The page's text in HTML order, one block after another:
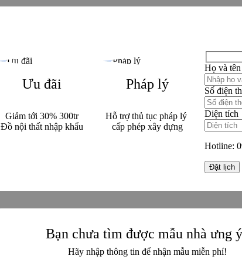
Ưu đãi
Giảm tới 30% 300tr
Đồ nội thất nhập khẩu
Pháp lý
Hỗ trợ thủ tục pháp lý
cấp phép xây dựng
Họ và tên
Số điện
Diện tích
Hotline:
Bạn chưa tìm được mẫu nhà ưng
Hãy nhập thông tin để nhận mẫu miễn phí!